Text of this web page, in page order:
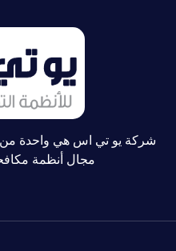
شركة يو تي اس هي واحدة من
مجال أنظمة